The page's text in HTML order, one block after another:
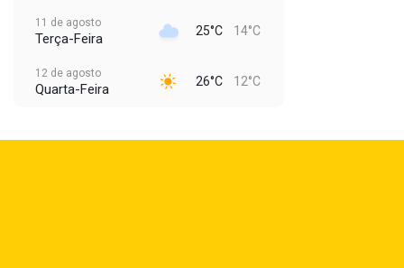
11 de agosto
Terça-Feira 25°C 14°C
12 de agosto
Quarta-Feira 26°C 12°C